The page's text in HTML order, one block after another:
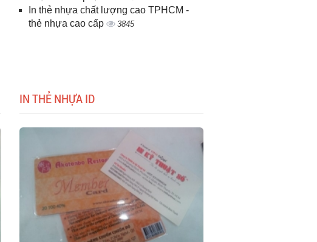
In thẻ nhựa chất lượng cao TPHCM -
thẻ nhựa cao cấp
3845
IN THẺ NHỰA ID